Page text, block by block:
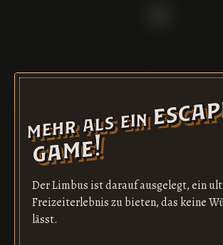
mehr als ein
me!
Der Limbus ist darauf ausgelegt, ein
Freizeiterlebnis zu bieten, das keine
lässt.